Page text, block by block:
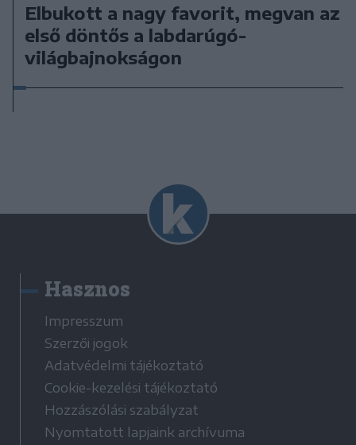
Elbukott a nagy favorit, megvan az
első döntős a labdarúgó-
világbajnokságon
Hasznos
Impresszum
Szerzői jogok
Adatvédelmi tájékoztató
Cookie-kezelési tájékoztató
Hozzászólási szabályzat
Nyomtatott lapjaink archívuma